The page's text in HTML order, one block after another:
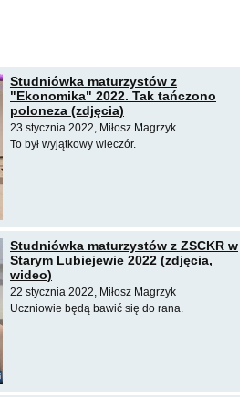
Studniówka maturzystów z
"Ekonomika" 2022. Tak tańczono
poloneza (zdjęcia)
23 stycznia 2022, Miłosz Magrzyk
To był wyjątkowy wieczór.
Studniówka maturzystów z ZSCKR w
Starym Lubiejewie 2022 (zdjęcia,
wideo)
22 stycznia 2022, Miłosz Magrzyk
Uczniowie będą bawić się do rana.